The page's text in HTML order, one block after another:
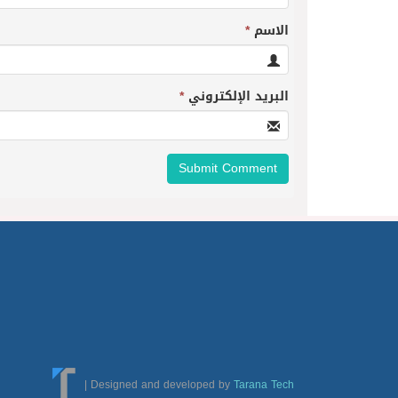
الاسم*
البريد الإلكتروني*
Designed and developed byTarana Tech
|